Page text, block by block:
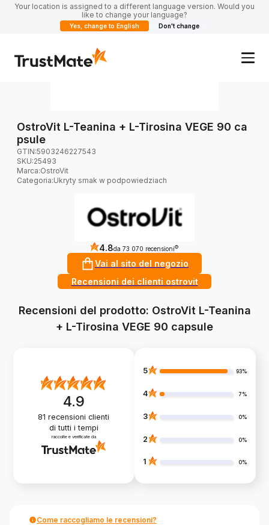
Your location is assigned to a different language version. Would you
like to change your language?
Yes, change to English Don't change
OstroVit L-Teanina + L-Tirosina VEGE 90 ca
psule
GTIN:5903246227543
SKU:25493
Marca:OstroVit
Categoria:Ukryty smak w podpowiedziach
4.8da 73 070 recensioni ?
Vai al sito del negozio
Recensioni dei clienti ostrovit
Recensioni del prodotto: OstroVit L-Teanina
+ L-Tirosina VEGE 90 capsule
4.9
81 recensioni clienti
di tutti i tempi
raccolte e verificate da
5 93%
4 7%
3 0%
2 0%
1 0%
Come raccogliamo le recensioni?